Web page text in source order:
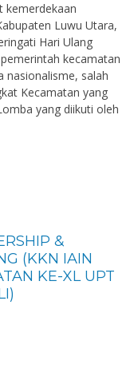
kemerdekaan
Luwu Utara,
Hari Ulang
kecamatan
nasionalisme, salah
Kecamatan yang
yang diikuti oleh
&
(KKN IAIN
KE-XL UPT